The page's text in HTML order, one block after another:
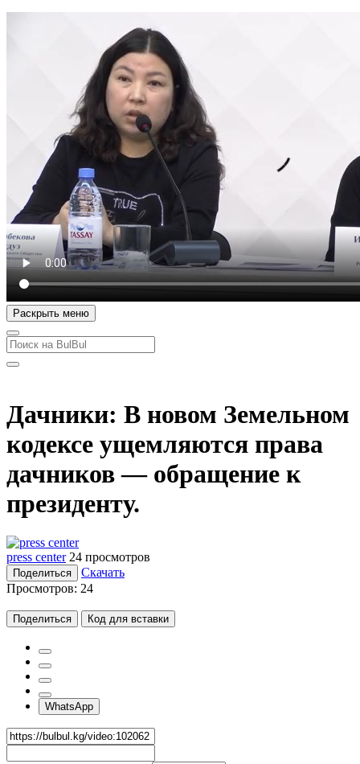
Раскрыть меню
Дачники: В новом Земельном
кодексе ущемляются права
дачников — обращение к
президенту.
press center 24 просмотров
Поделиться
Скачать
Просмотров: 24
Поделиться Код для вставки
WhatsApp